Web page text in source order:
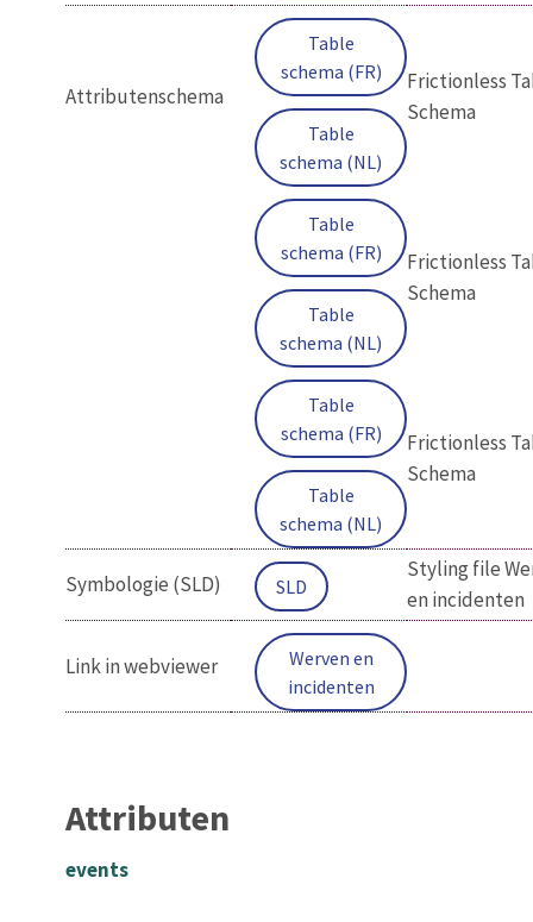
Attributenschema
Table
schema (FR)
Table
schema (NL)
Frictionless
Schema
Table
schema (FR)
Table
schema (NL)
Frictionless
Schema
Table
schema (FR)
Table
schema (NL)
Frictionless
Schema
Symbologie (SLD) SLD
Styling file
en incidenten
Link in webviewer
Werven en
incidenten
Attributen
events